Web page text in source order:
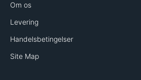
Om os
Levering
Handelsbetingelser
Site Map